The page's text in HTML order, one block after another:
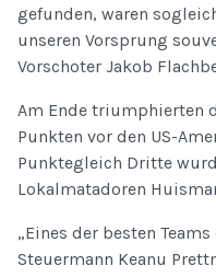
gefunden, waren
unseren Vorsprung
Vorschoter Jakob
Am Ende triumphierten
Punkten vor den US-
Punktegleich Dritte
Lokalmatadoren
„Eines der besten Teams
Steuermann Keanu